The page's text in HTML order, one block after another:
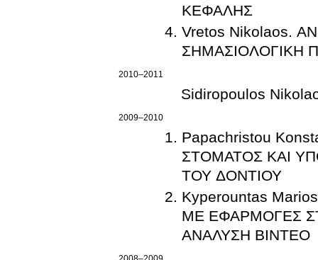
ΚΕΦΑΛΗΣ
Vretos Nikolaos.
ΣΗΜΑΣΙΟΛΟΓΙΚΗ
2010–2011
Sidiropoulos
2009–2010
Papachristou
ΣΤΟΜΑΤΟΣ ΚΑΙ
ΤΟΥ ΔΟΝΤΙΟΥ
Kyperountas
ΜΕ ΕΦΑΡΜΟΓΕΣ
ΑΝΑΛΥΣΗ ΒΙΝΤΕΟ